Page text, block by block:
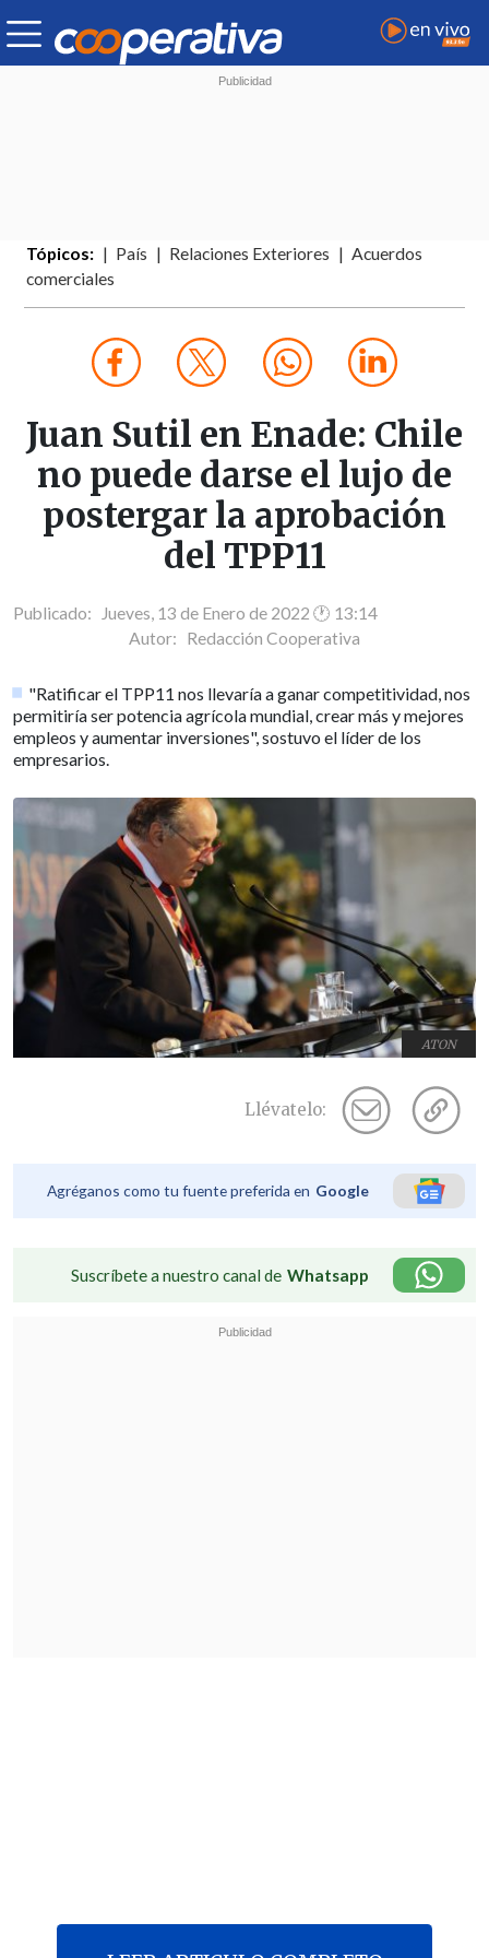
Tópicos: País Relaciones Exteriores
Acuerdos
comerciales
Juan Sutil en Enade: Chile
no puede darse el lujo de
postergar la aprobación
del TPP11
Publicado: Jueves, 13 de Enero de 2022 🕐 13:14
Autor: Redacción Cooperativa
"Ratificar el TPP11 nos llevaría a ganar competitividad, nos
permitiría ser potencia agrícola mundial, crear más y mejores
empleos y aumentar inversiones", sostuvo el líder de los
empresarios.
ATON
Llévatelo:
Agréganos como tu fuente preferida en Google
Suscríbete a nuestro canal de Whatsapp